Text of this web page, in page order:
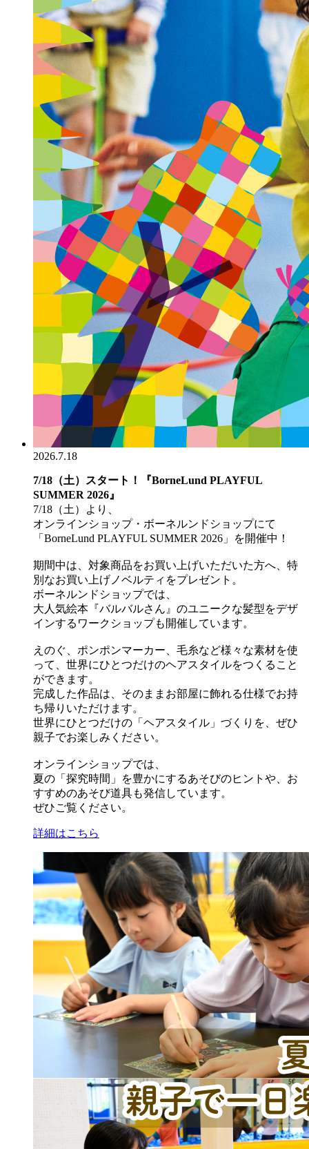
2026.7.18
7/18（土）スタート！『BorneLund PLAYFUL
SUMMER 2026』
7/18（土）より、
オンラインショップ・ボーネルンドショップにて
「BorneLund PLAYFUL SUMMER 2026」を開催中！
期間中は、対象商品をお買い上げいただいた方へ、特
別なお買い上げノベルティをプレゼント。
ボーネルンドショップでは、
大人気絵本『バルバルさん』のユニークな髪型をデザ
インするワークショップも開催しています。
えのぐ、ポンポンマーカー、毛糸など様々な素材を使
って、世界にひとつだけのヘアスタイルをつくること
ができます。
完成した作品は、そのままお部屋に飾れる仕様でお持
ち帰りいただけます。
世界にひとつだけの「ヘアスタイル」づくりを、ぜひ
親子でお楽しみください。
オンラインショップでは、
夏の「探究時間」を豊かにするあそびのヒントや、お
すすめのあそび道具も発信しています。
ぜひご覧ください。
詳細はこちら